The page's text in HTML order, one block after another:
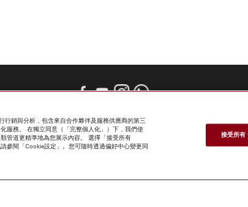
的原因
Miele 會員 經銷商 建築師與建造商 供應商
人權
新聞稿 Miele 公司 網上私隱政策
一般條款及細則
使用條款
網站導航
行銷與分析，包含來自合作夥伴及服務供應商的第三
服務。 在獨立同意（「完整個人化」）下，我們使
管道更精準地為您展示內容。 選擇「接受所有
參閱「Cookie設定」。您可隨時透過偏好中心變更同
接受所有